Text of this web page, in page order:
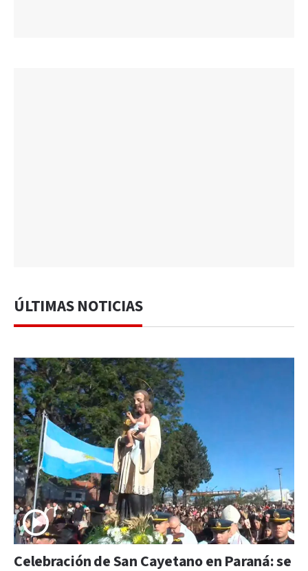
ÚLTIMAS NOTICIAS
Celebración de San Cayetano en Paraná: se